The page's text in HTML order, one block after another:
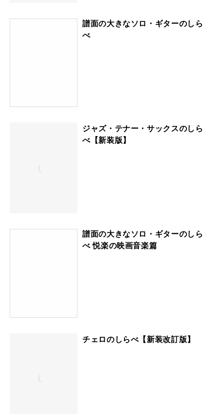
譜面の大きなソロ・ギターのしら
べ
ジャズ・テナー・サックスのしら
べ【新装版】
譜面の大きなソロ・ギターのしら
べ 悦楽の映画音楽篇
チェロのしらべ【新装改訂版】